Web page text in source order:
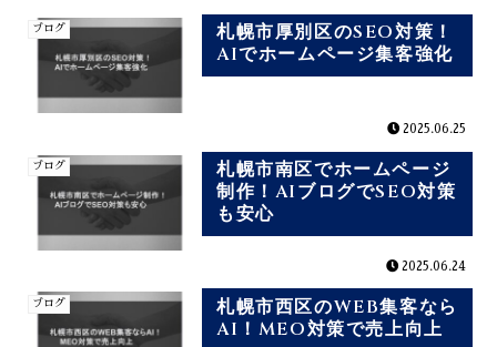
ブログ
札幌市厚別区のSEO対策！
AIでホームページ集客強化
2025.06.25
ブログ
札幌市南区でホームページ
制作！AIブログでSEO対策
も安心
2025.06.24
ブログ
札幌市西区のWEB集客なら
AI！MEO対策で売上向上